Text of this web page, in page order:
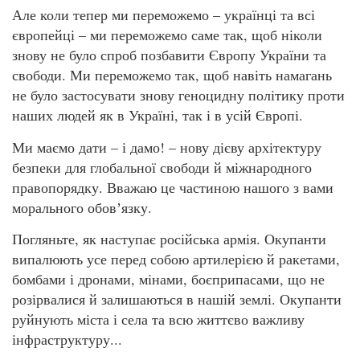
Але коли тепер ми переможемо – українці та всі
європейці – ми переможемо саме так, щоб ніколи
знову не було спроб позбавити Європу України та
свободи. Ми переможемо так, щоб навіть намагань
не було застосувати знову геноцидну політику проти
наших людей як в Україні, так і в усій Європі.
Ми маємо дати – і дамо! – нову дієву архітектуру
безпеки для глобальної свободи й міжнародного
правопорядку. Вважаю це частиною нашого з вами
морального обовʼязку.
Погляньте, як наступає російська армія. Окупанти
випалюють усе перед собою артилерією й ракетами,
бомбами і дронами, мінами, боєприпасами, що не
розірвалися й залишаються в нашій землі. Окупанти
руйнують міста і села та всю життєво важливу
інфраструктуру...